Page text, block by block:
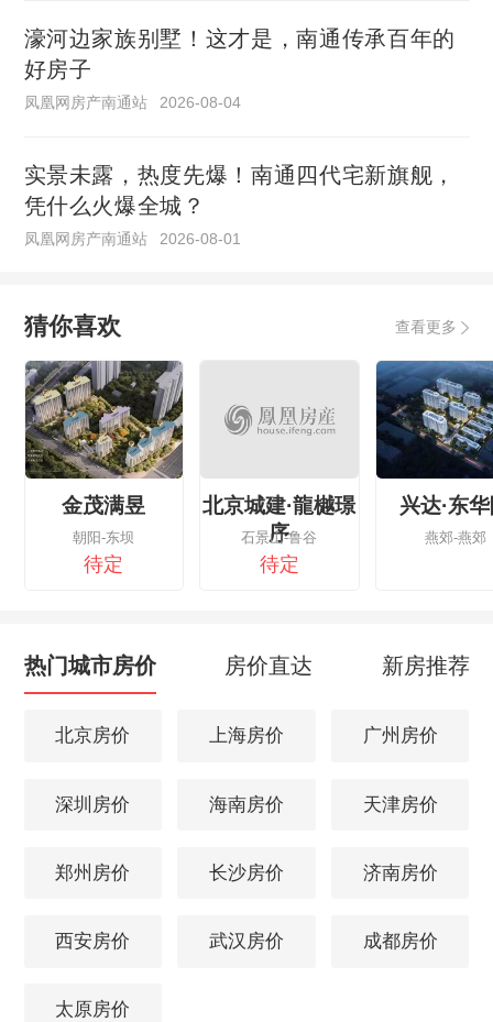
濠河边家族别墅！这才是，南通传承百年的
好房子
凤凰网房产南通站 2026-08-04
实景未露，热度先爆！南通四代宅新旗舰，
凭什么火爆全城？
凤凰网房产南通站 2026-08-01
猜你喜欢 查看更多
金茂满昱
朝阳-东坝
待定
北京城建·龍樾璟
序
石景山-鲁谷
待定
兴达·东
燕郊-燕郊
热门城市房价 房价直达 新房推荐
北京房价 上海房价 广州房价
深圳房价 海南房价 天津房价
郑州房价 长沙房价 济南房价
西安房价 武汉房价 成都房价
太原房价